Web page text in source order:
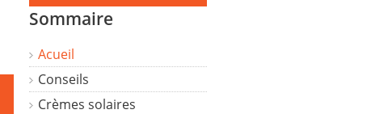
Sommaire
Acueil
Conseils
Crèmes solaires